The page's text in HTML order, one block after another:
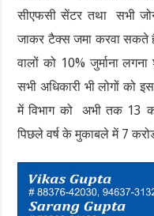
सीएफसी सेंटर तथा सभी
जाकर टैक्स जमा करवा सकते
वालों को 10% जुर्माना
सभी अधिकारी भी लोगों को
में विभाग को अभी तक 13
पिछले वर्ष के मुकाबले में 7